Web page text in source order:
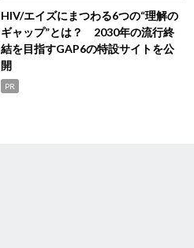
HIV/エイズにまつわる6つの“理解の
ギャップ”とは？ 2030年の流行終
結を目指すGAP6の特設サイトを公
開
PR